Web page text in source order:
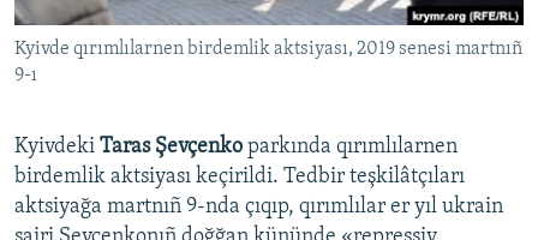
QOŞULIÑIZ!
RFE/RS bütün saytları
Kyivde qırımlılarnen birdemlik aktsiyası, 2019 senesi martnıñ
9-ı
Kyivdeki Taras Şevçenko parkında qırımlılarnen
birdemlik aktsiyası keçirildi. Tedbir teşkilâtçıları
aktsiyağa martnıñ 9-nda çıqıp, qırımlılar er yıl ukrain